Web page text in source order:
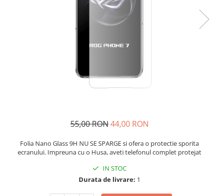
55,00 RON44,00 RON
Folia Nano Glass 9H NU SE SPARGE si ofera o protectie sporita
ecranului. Impreuna cu o Husa, aveti telefonul complet protejat
IN STOC
Durata de livrare: 1